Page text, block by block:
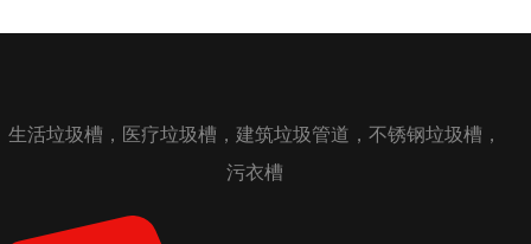
生活垃圾槽，医疗垃圾槽，建筑垃圾管道，不锈钢垃圾槽，
污衣槽